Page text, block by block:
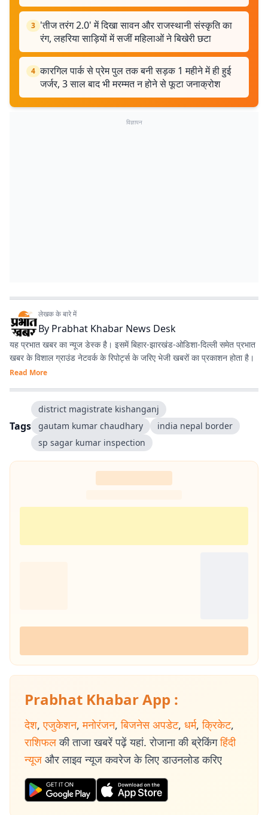
3 'तीज तरंग 2.0' में दिखा सावन और राजस्थानी संस्कृति का
रंग, लहरिया साड़ियों में सजीं महिलाओं ने बिखेरी छटा
4 कारगिल पार्क से प्रेम पुल तक बनी सड़क 1 महीने में ही हुई
जर्जर, 3 साल बाद भी मरम्मत न होने से फूटा जनाक्रोश
विज्ञापन
लेखक के बारे में
By Prabhat Khabar News Desk
यह प्रभात खबर का न्यूज डेस्क है। इसमें बिहार-झारखंड-ओडिशा-दिल्‍ली समेत प्रभात
खबर के विशाल ग्राउंड नेटवर्क के रिपोर्ट्स के जरिए भेजी खबरों का प्रकाशन होता है।
Read More
Tags
district magistrate kishanganj
gautam kumar chaudhary
india nepal border
sp sagar kumar inspection
Prabhat Khabar App :
देश, एजुकेशन, मनोरंजन, बिजनेस अपडेट, धर्म, क्रिकेट,
राशिफल की ताजा खबरें पढ़ें यहां. रोजाना की ब्रेकिंग हिंदी
न्यूज और लाइव न्यूज कवरेज के लिए डाउनलोड करिए